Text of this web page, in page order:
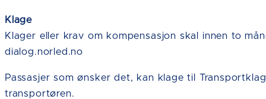
Klage
Klager eller krav om kompensasjon skal innen to
dialog.norled.no
Passasjer som ønsker det, kan klage til
transportøren.